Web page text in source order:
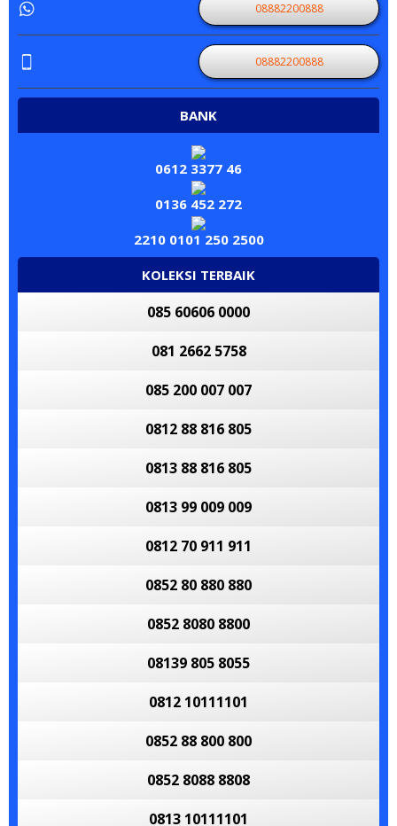
08882200888
08882200888
BANK
0612 3377 46
0136 452 272
2210 0101 250 2500
KOLEKSI TERBAIK
085 60606 0000
081 2662 5758
085 200 007 007
0812 88 816 805
0813 88 816 805
0813 99 009 009
0812 70 911 911
0852 80 880 880
0852 8080 8800
08139 805 8055
0812 10111101
0852 88 800 800
0852 8088 8808
0813 10111101